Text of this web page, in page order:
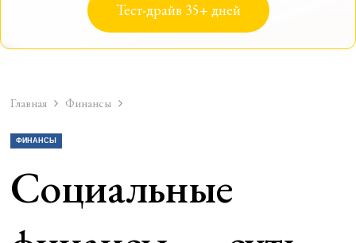
Тест-драйв 35+ дней
Главная Финансы
ФИНАНСЫ
Социальные